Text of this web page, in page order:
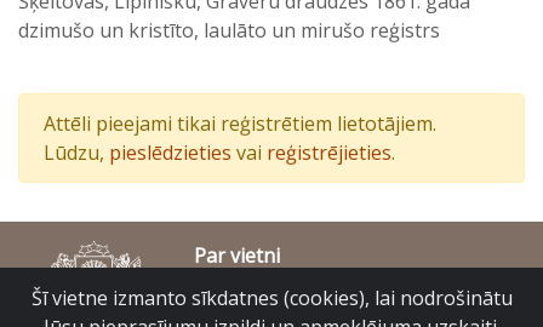
dzimušo un kristīto, laulāto un mirušo reģistrs
Attēli pieejami tikai reģistrētiem lietotājiem.
Lūdzu, pieslēdzieties vai reģistrējieties.
Par vietni
Piekļūstamības paziņojums
© Latvijas Valsts vēstures arhīvs 2007-2026
Šī vietne izmanto sīkdatnes (cookies), lai nodrošinātu